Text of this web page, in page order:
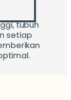
tubuh
setiap